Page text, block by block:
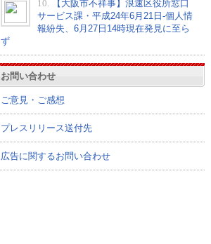
10.
【大阪市不祥事】浪速区役所窓口
サービス課・平成24年6月21日-個人情
報紛失、6月27日14時現在発見に至ら
ず
お問い合わせ
ご意見・ご感想
プレスリリース送付先
広告に関するお問い合わせ